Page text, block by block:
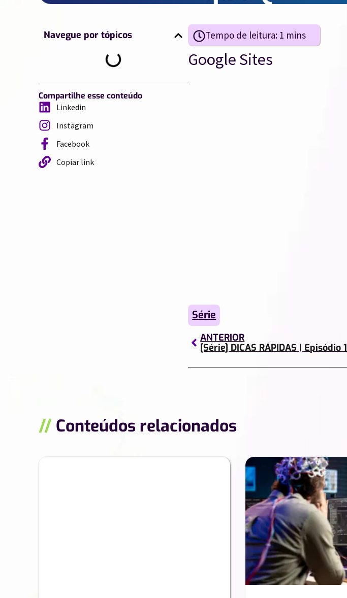
Navegue por tópicos
Compartilhe esse conteúdo
Linkedin
Instagram
Facebook
Copiar link
Google Sites
Série
ANTERIOR
[Série] DICAS RÁPIDAS | Episódio 1
// Conteúdos relacionados